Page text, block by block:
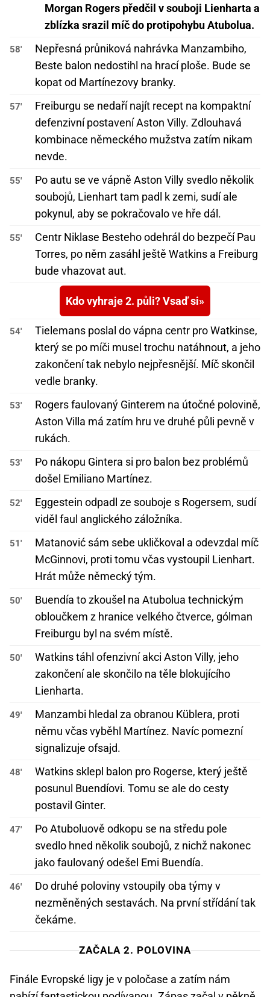
Morgan Rogers předčil v souboji Lienharta a
zblízka srazil míč do protipohybu Atubolua.
58'
Nepřesná průniková nahrávka Manzambiho,
Beste balon nedostihl na hrací ploše. Bude se
kopat od Martínezovy branky.
57'
Freiburgu se nedaří najít recept na kompaktní
defenzivní postavení Aston Villy. Zdlouhavá
kombinace německého mužstva zatím nikam
nevde.
55'
Po autu se ve vápně Aston Villy svedlo několik
soubojů, Lienhart tam padl k zemi, sudí ale
pokynul, aby se pokračovalo ve hře dál.
55'
Centr Niklase Besteho odehrál do bezpečí Pau
Torres, po něm zasáhl ještě Watkins a Freiburg
bude vhazovat aut.
Kdo vyhraje 2. půli? Vsaď si
54'
Tielemans poslal do vápna centr pro Watkinse,
který se po míči musel trochu natáhnout, a jeho
zakončení tak nebylo nejpřesnější. Míč skončil
vedle branky.
53'
Rogers faulovaný Ginterem na útočné polovině,
Aston Villa má zatím hru ve druhé půli pevně v
rukách.
53'
Po nákopu Gintera si pro balon bez problémů
došel Emiliano Martínez.
52'
Eggestein odpadl ze souboje s Rogersem, sudí
viděl faul anglického záložníka.
51'
Matanović sám sebe ukličkoval a odevzdal míč
McGinnovi, proti tomu včas vystoupil Lienhart.
Hrát může německý tým.
50'
Buendía to zkoušel na Atubolua technickým
obloučkem z hranice velkého čtverce, gólman
Freiburgu byl na svém místě.
50'
Watkins táhl ofenzivní akci Aston Villy, jeho
zakončení ale skončilo na těle blokujícího
Lienharta.
49'
Manzambi hledal za obranou Küblera, proti
němu včas vyběhl Martínez. Navíc pomezní
signalizuje ofsajd.
48'
Watkins sklepl balon pro Rogerse, který ještě
posunul Buendíovi. Tomu se ale do cesty
postavil Ginter.
47'
Po Atuboluově odkopu se na středu pole
svedlo hned několik soubojů, z nichž nakonec
jako faulovaný odešel Emi Buendía.
46'
Do druhé poloviny vstoupily oba týmy v
nezměněných sestavách. Na první střídání tak
čekáme.
ZAČALA 2. POLOVINA
Finále Evropské ligy je v poločase a zatím nám